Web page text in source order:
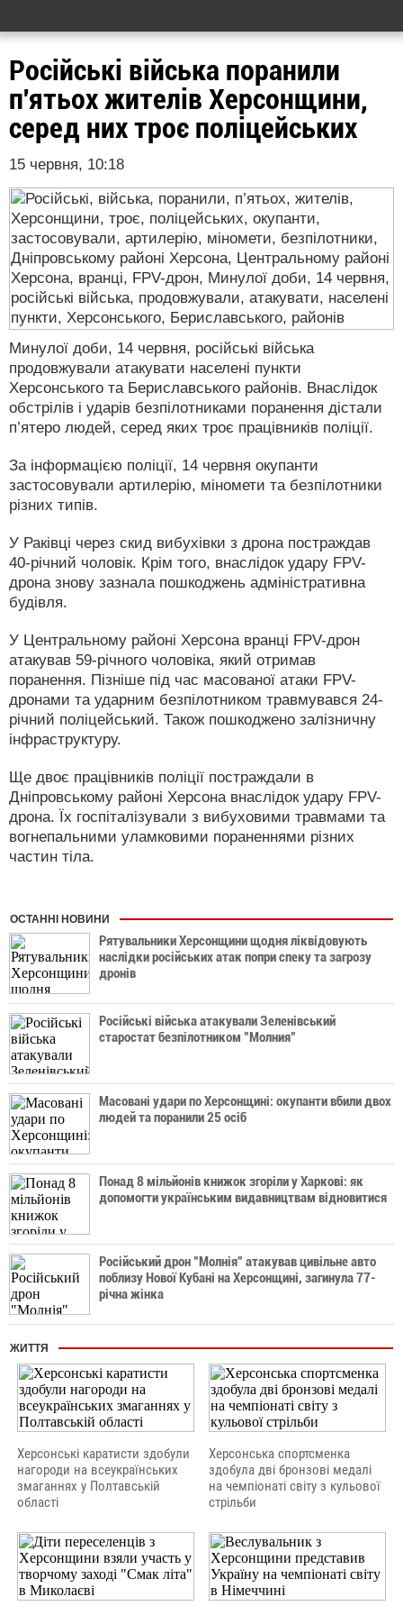
Російські війська поранили
п'ятьох жителів Херсонщини,
серед них троє поліцейських
15 червня, 10:18
Минулої доби, 14 червня, російські війська
продовжували атакувати населені пункти
Херсонського та Бериславського районів. Внаслідок
обстрілів і ударів безпілотниками поранення дістали
п’ятеро людей, серед яких троє працівників поліції.
За інформацією поліції, 14 червня окупанти
застосовували артилерію, міномети та безпілотники
різних типів.
У Раківці через скид вибухівки з дрона постраждав
40-річний чоловік. Крім того, внаслідок удару FPV-
дрона знову зазнала пошкоджень адміністративна
будівля.
У Центральному районі Херсона вранці FPV-дрон
атакував 59-річного чоловіка, який отримав
поранення. Пізніше під час масованої атаки FPV-
дронами та ударним безпілотником травмувався 24-
річний поліцейський. Також пошкоджено залізничну
інфраструктуру.
Ще двоє працівників поліції постраждали в
Дніпровському районі Херсона внаслідок удару FPV-
дрона. Їх госпіталізували з вибуховими травмами та
вогнепальними уламковими пораненнями різних
частин тіла.
ОСТАННІ НОВИНИ
Рятувальники Херсонщини щодня ліквідовують
наслідки російських атак попри спеку та загрозу
дронів
Російські війська атакували Зеленівський
старостат безпілотником "Молния"
Масовані удари по Херсонщині: окупанти вбили двох
людей та поранили 25 осіб
Понад 8 мільйонів книжок згоріли у Харкові: як
допомогти українським видавництвам відновитися
Російський дрон "Молнія" атакував цивільне авто
поблизу Нової Кубані на Херсонщині, загинула 77-
річна жінка
ЖИТТЯ
Херсонські каратисти здобули
нагороди на всеукраїнських
змаганнях у Полтавській
області
Херсонська спортсменка
здобула дві бронзові медалі
на чемпіонаті світу з кульової
стрільби